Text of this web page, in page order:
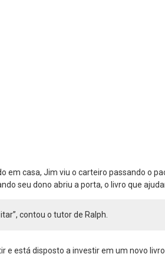
em casa, Jim viu o carteiro passando o
seu dono abriu a porta, o livro que
contou o tutor de Ralph.
e está disposto a investir em um novo livro.